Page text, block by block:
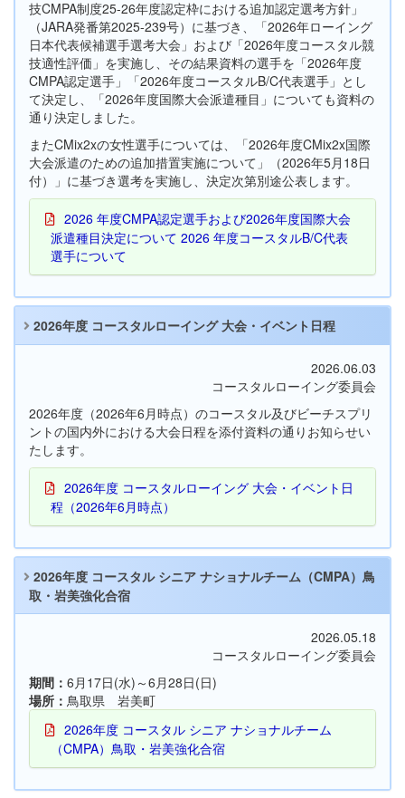
技CMPA制度25-26年度認定枠における追加認定選考方針」
（JARA発番第2025-239号）に基づき、「2026年ローイング
日本代表候補選手選考大会」および「2026年度コースタル競
技適性評価」を実施し、その結果資料の選手を「2026年度
CMPA認定選手」「2026年度コースタルB/C代表選手」とし
て決定し、「2026年度国際大会派遣種目」についても資料の
通り決定しました。
またCMix2xの女性選手については、「2026年度CMix2x国際
大会派遣のための追加措置実施について」（2026年5月18日
付）」に基づき選考を実施し、決定次第別途公表します。
2026 年度CMPA認定選手および2026年度国際大会
派遣種目決定について 2026 年度コースタルB/C代表
選手について
2026年度 コースタルローイング 大会・イベント日程
2026.06.03
コースタルローイング委員会
2026年度（2026年6月時点）のコースタル及びビーチスプリ
ントの国内外における大会日程を添付資料の通りお知らせい
たします。
2026年度 コースタルローイング 大会・イベント日
程（2026年6月時点）
2026年度 コースタル シニア ナショナルチーム（CMPA）鳥
取・岩美強化合宿
2026.05.18
コースタルローイング委員会
期間： 6月17日(水)～6月28日(日)
場所： 鳥取県 岩美町
2026年度 コースタル シニア ナショナルチーム
（CMPA）鳥取・岩美強化合宿